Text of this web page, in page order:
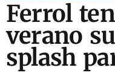
Ferrol
verano
splash